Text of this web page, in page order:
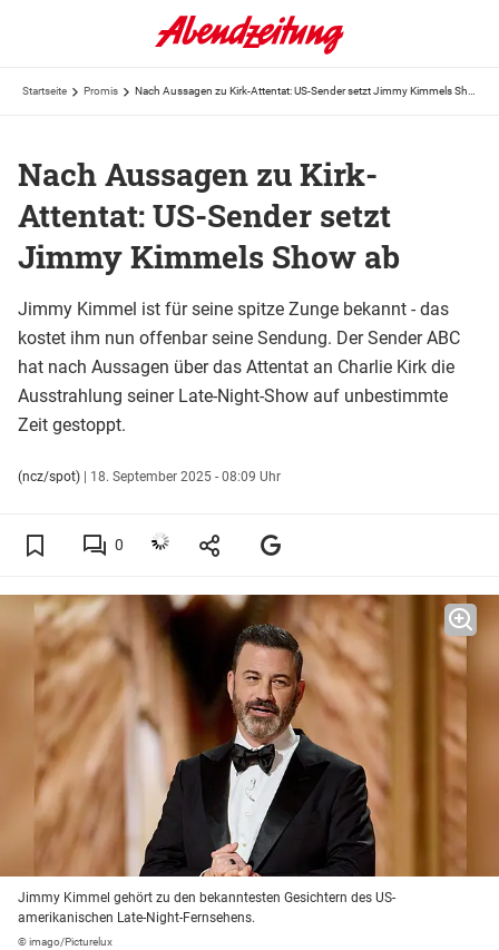
Startseite Promis
Nach Aussagen zu Kirk-
Attentat: US-Sender setzt
Jimmy Kimmels Show ab
Jimmy Kimmel ist für seine spitze Zunge bekannt - das
kostet ihm nun offenbar seine Sendung. Der Sender ABC
hat nach Aussagen über das Attentat an Charlie Kirk die
Ausstrahlung seiner Late-Night-Show auf unbestimmte
Zeit gestoppt.
(ncz/spot) | 18. September 2025 - 08:09 Uhr
0
Jimmy Kimmel gehört zu den bekanntesten Gesichtern des US-
amerikanischen Late-Night-Fernsehens.
© imago/Picturelux